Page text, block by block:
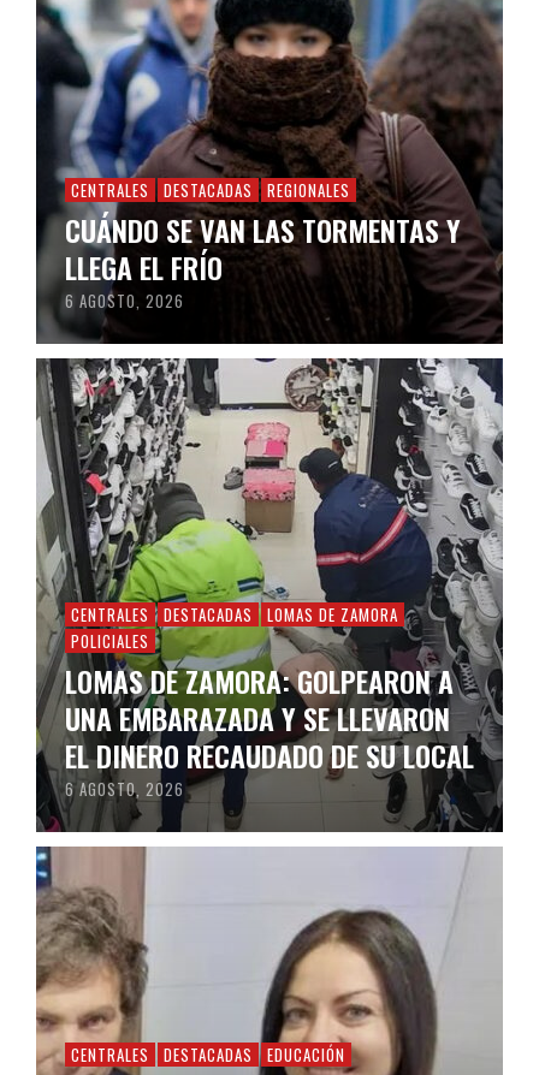
CENTRALES DESTACADAS REGIONALES
CUÁNDO SE VAN LAS TORMENTAS Y
LLEGA EL FRÍO
6 AGOSTO, 2026
CENTRALES DESTACADAS
LOMAS DE ZAMORA
POLICIALES
LOMAS DE ZAMORA: GOLPEARON A
UNA EMBARAZADA Y SE LLEVARON
EL DINERO RECAUDADO DE SU LOCAL
6 AGOSTO, 2026
CENTRALES DESTACADAS EDUCACIÓN